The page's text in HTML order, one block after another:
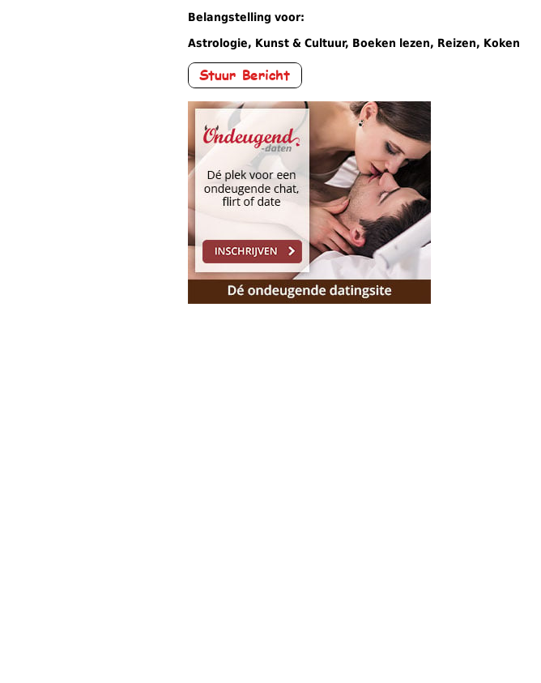
Belangstelling voor:
Astrologie, Kunst & Cultuur, Boeken lezen, Reizen, Koken